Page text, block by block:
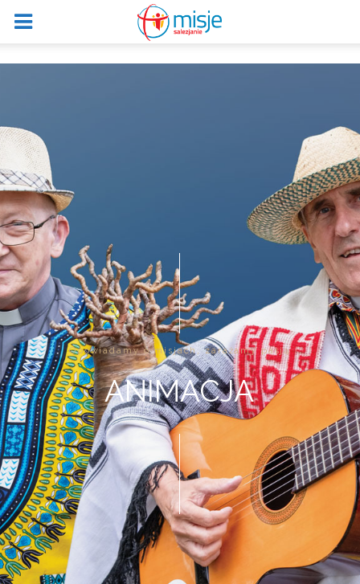
ANIMACJA
Opowiadamy o misjach, zarażamy pasją